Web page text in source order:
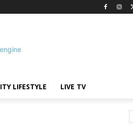
LIFESTYLE LIVE TV